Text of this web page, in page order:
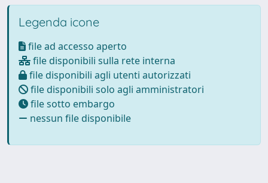
Legenda icone
file ad accesso aperto
file disponibili sulla rete interna
file disponibili agli utenti autorizzati
file disponibili solo agli amministratori
file sotto embargo
nessun file disponibile